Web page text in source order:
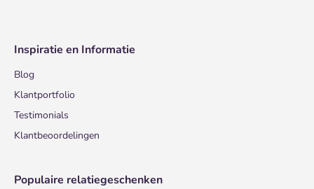
Inspiratie en Informatie
Blog
Klantportfolio
Testimonials
Klantbeoordelingen
Populaire relatiegeschenken